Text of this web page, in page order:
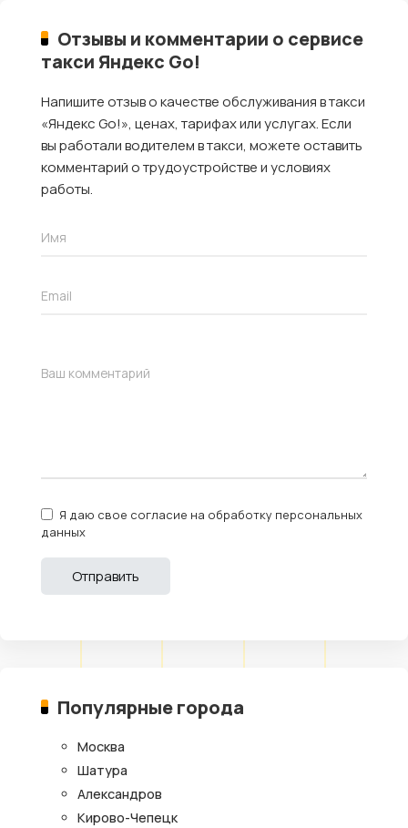
Отзывы и комментарии о сервисе
такси Яндекс Go!
Напишите отзыв о качестве обслуживания в такси
«Яндекс Go!», ценах, тарифах или услугах. Если
вы работали водителем в такси, можете оставить
комментарий о трудоустройстве и условиях
работы.
Я даю свое согласие на обработку персональных
данных
Популярные города
Москва
Шатура
Александров
Кирово-Чепецк